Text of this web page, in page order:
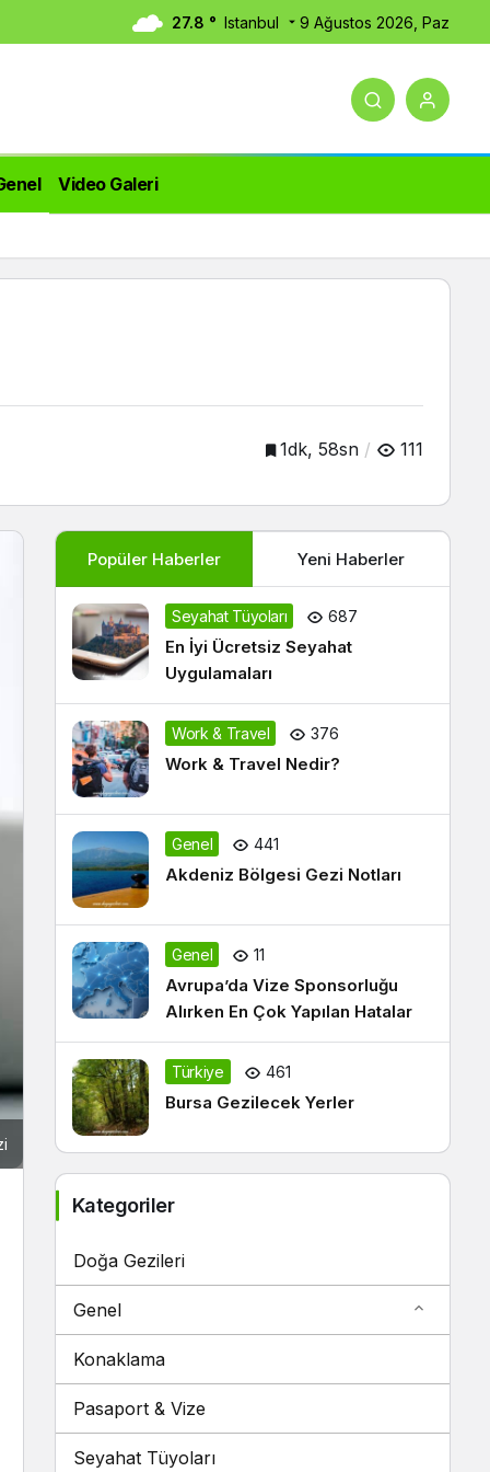
27.8 ° Istanbul 9 Ağustos 2026, Paz
Video Galeri
1dk, 58sn 111
Popüler Haberler Yeni Haberler
Seyahat Tüyoları 687
En İyi Ücretsiz Seyahat
Uygulamaları
Work & Travel 376
Work & Travel Nedir?
Genel 441
Akdeniz Bölgesi Gezi Notları
Genel 11
Avrupa’da Vize Sponsorluğu
Alırken En Çok Yapılan Hatalar
Türkiye 461
Bursa Gezilecek Yerler
Kategoriler
Doğa Gezileri
Genel
Konaklama
Pasaport & Vize
Seyahat Tüyoları